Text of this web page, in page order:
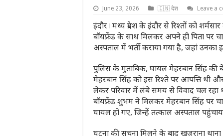
June 23, 2026 🇮🇳 देश Leave a
इंदौर। मध्य प्रदेश के इंदौर से रिश्तों को
बॉयफ्रेंड के साथ मिलकर अपने ही पिता पर
अस्पताल में भर्ती कराया गया है, जहां उनका
पुलिस के मुताबिक, घायल मेहरबान सिंह की
मेहरबान सिंह को इस रिश्ते पर आपत्ति थी
लेकर परिवार में लंबे समय से विवाद चल रहा
बॉयफ्रेंड शुभम ने मिलकर मेहरबान सिंह पर
घायल हो गए, जिन्हें तत्काल अस्पताल
घटना की सूचना मिलने के बाद खजराना